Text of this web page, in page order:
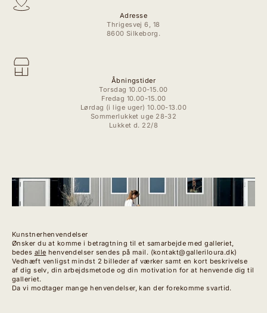
Adresse
Thrigesvej 6, 18
8600 Silkeborg.
Åbningstider
Torsdag 10.00-15.00
Fredag 10.00-15.00
Lørdag (i lige uger) 10.00-13.00
Sommerlukket uge 28-32
Lukket d. 22/8
Kunstnerhenvendelser
Ønsker du at komme i betragtning til et samarbejde med galleriet,
bedes alle henvendelser sendes på mail. (kontakt@galleriloura.dk)
Vedhæft venligst mindst 2 billeder af værker samt en kort beskrivelse
af dig selv, din arbejdsmetode og din motivation for at henvende dig til
galleriet.
Da vi modtager mange henvendelser, kan der forekomme svartid.